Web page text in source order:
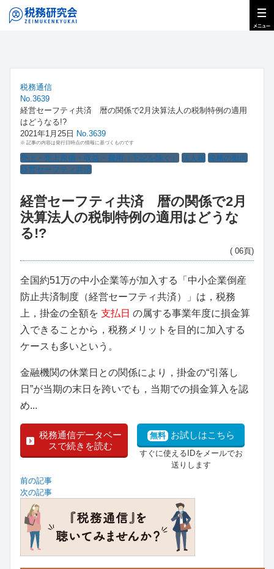
税務通信
No.3639
経営セーフティ共済 暦の関係で2月決算法人の税制特例の適用
はどうなる!?
2021年1月25日 No.3639
※ 記事の内容は発行日時点の情報に基づくものです
売上・売上原価・収益・費用（下記を除く） 法人税 税務の動向
経営セーフティ共済
経営セーフティ共済 暦の関係で2月
決算法人の税制特例の適用はどうな
る!?
( 06頁)
全国約51万の中小企業等が加入する「中小企業倒産
防止共済制度（経営セーフティ共済）」は，税務
上，掛金の全額を 支払日 の属する事業年度に損金算
入できることから，税務メリットを目的に加入する
ケースも多いという。
金融機関の休業日との関係により，掛金の“引落し
日”が当期の末日を跨いでも，当期での損金算入を認
め...
税務通信データベー
スで続きを読む
無料 お試しはこちら
すぐに使えるIDをメールでお
送りします
前の記事
次の記事